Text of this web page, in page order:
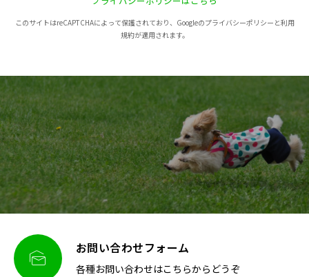
このサイトはreCAPTCHAによって保護されており、Googleのプライバシーポリシーと利用
規約が適用されます。
 お問い合わせフォーム
各種お問い合わせはこちらからどうぞ